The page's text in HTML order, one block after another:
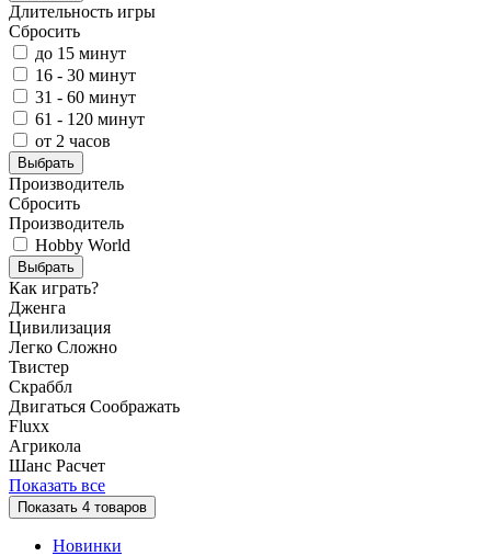
Длительность игры
Сбросить
до 15 минут
16 - 30 минут
31 - 60 минут
61 - 120 минут
от 2 часов
Выбрать
Производитель
Сбросить
Производитель
Hobby World
Выбрать
Как играть?
Дженга
Цивилизация
Легко Сложно
Твистер
Скраббл
Двигаться Соображать
Fluxx
Агрикола
Шанс Расчет
Показать все
Показать 4 товаров
Новинки